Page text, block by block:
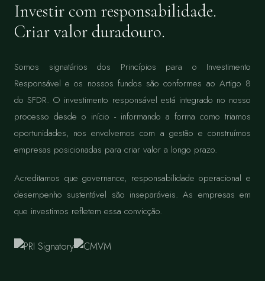
Investir com responsabilidade.
Criar valor duradouro.
Somos signatários dos Princípios para o Investimento
Responsável e os nossos fundos são conformes ao Artigo 8
do SFDR. O investimento responsável está integrado no nosso
processo desde o início - informando a forma como triamos
oportunidades, nos envolvemos com a gestão e construímos
empresas posicionadas para criar valor a longo prazo.
Acreditamos que governance, responsabilidade operacional e
desempenho sustentável são inseparáveis. As empresas em
que investimos refletem essa convicção.